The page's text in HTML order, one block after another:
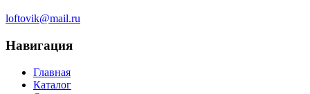
loftovik@mail.ru
Навигация
Главная
Каталог